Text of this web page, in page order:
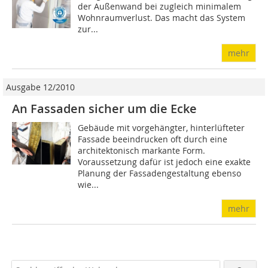
der Außenwand bei zugleich minimalem
Wohnraumverlust. Das macht das System
zur...
mehr
Ausgabe 12/2010
An Fassaden sicher um die Ecke
Gebäude mit vorgehängter, hinterlüfteter
Fassade beeindrucken oft durch eine
architektonisch markante Form.
Voraussetzung dafür ist jedoch eine exakte
Planung der Fassadengestaltung ebenso
wie...
mehr